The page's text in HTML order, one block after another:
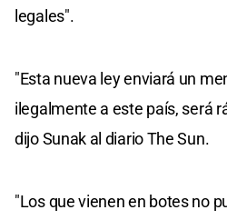
legales".
"Esta nueva ley enviará un
ilegalmente a este país, será
dijo Sunak al diario The Sun.
"Los que vienen en botes no